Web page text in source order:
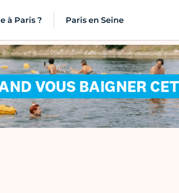
à Paris ? Paris en Seine